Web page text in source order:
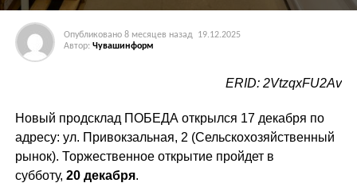
Опубликовано 8 месяцев назад
19.12.2025
Автор: Чувашинформ
ERID: 2VtzqxFU2Av
Новый продсклад ПОБЕДА открылся 17 декабря по
адресу: ул. Привокзальная, 2 (Сельскохозяйственный
рынок). Торжественное открытие пройдет в
субботу, 20 декабря.